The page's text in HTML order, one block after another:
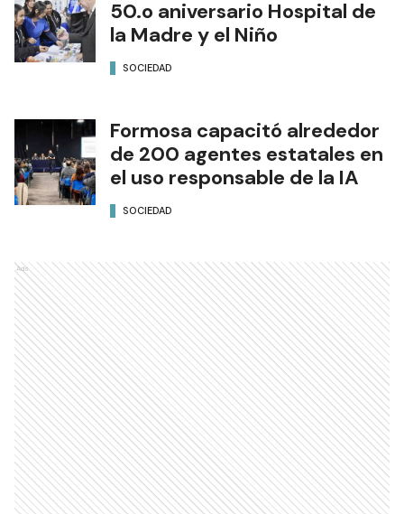
50.o aniversario Hospital de
la Madre y el Niño
SOCIEDAD
Formosa capacitó alrededor
de 200 agentes estatales en
el uso responsable de la IA
SOCIEDAD
Ads